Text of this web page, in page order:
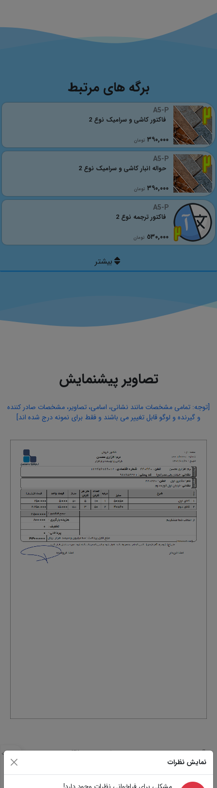
مشخصات
مشابه
برگه های مرتبط
A5-P
٣٩٠,٠٠٠ تومان
فاکتور کاشی و سرامیک نوع 2
A5-P
٣٩٠,٠٠٠ تومان
حواله انبار کاشی و سرامیک نوع 2
A5-P
٥٣٠,٠٠٠ تومان
فاکتور ترجمه نوع 2
تصاویر پیشنمایش
[توجه: تمامی مشخصات مانند نشانی، اسامی، تصاویر، مشخصات صادر کننده
و گیرنده و لوگو قابل تغییر می باشند و فقط برای نمونه درج شده اند]
نمایش نظرات